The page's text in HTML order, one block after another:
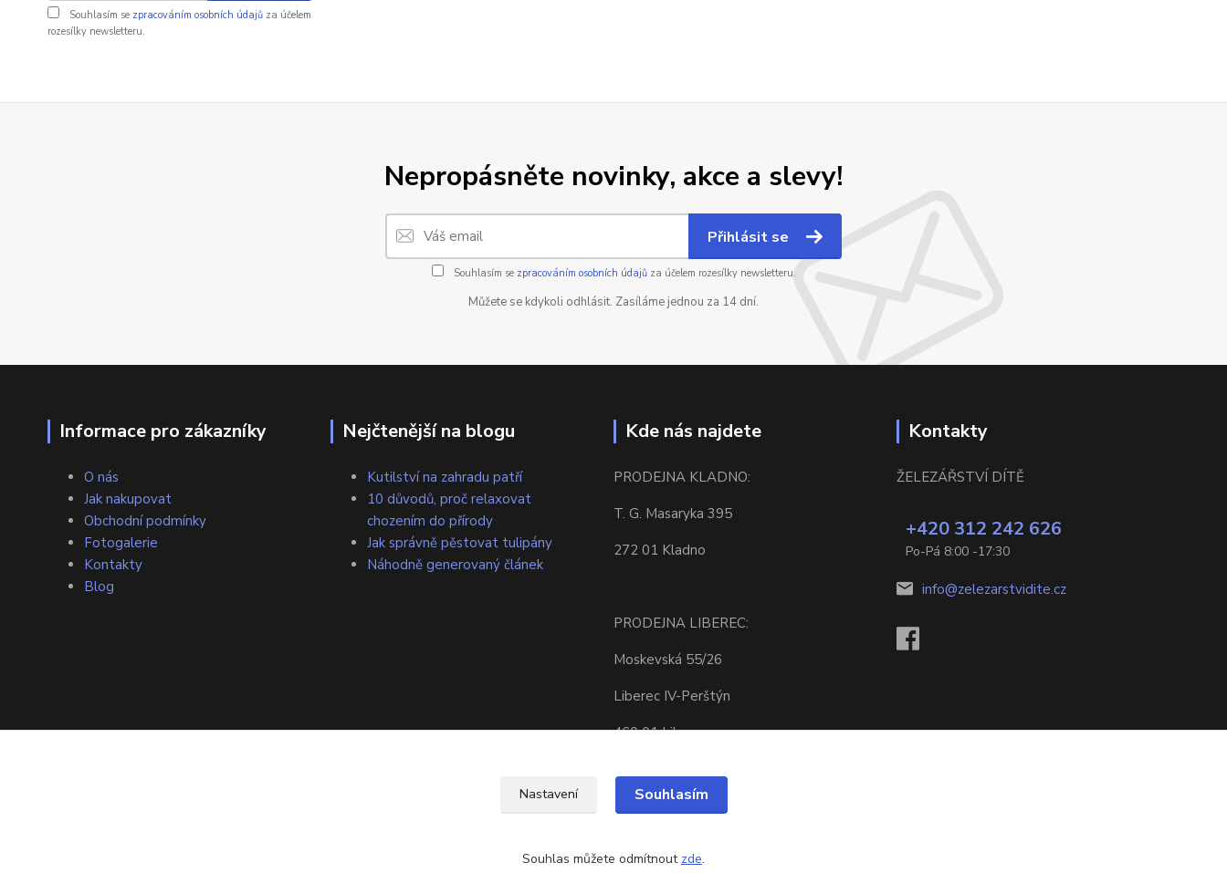
Souhlasím se zpracováním osobních údajů za účelem
rozesílky newsletteru.
Nepropásněte novinky, akce a slevy!
Přihlásit se
Souhlasím se zpracováním osobních údajůza účelem rozesílky newsletteru.
Můžete se kdykoli odhlásit. Zasíláme jednou za 14 dní.
Informace pro zákazníky
O nás
Jak nakupovat
Obchodní podmínky
Fotogalerie
Kontakty
Blog
Nejčtenější na blogu
Kutilství na zahradu patří
10 důvodů, proč relaxovat
chozením do přírody
Jak správně pěstovat tulipány
Náhodně generovaný článek
Kde nás najdete
PRODEJNA KLADNO:
T. G. Masaryka 395
272 01 Kladno
PRODEJNA LIBEREC:
Moskevská 55/26
Liberec IV-Perštýn
460 01 Liberec
Kontakty
ŽELEZÁŘSTVÍ DÍTĚ
+420 312 242 626
Po-Pá 8:00 -17:30
info@zelezarstvidite.cz
Nastavení Souhlasím
Souhlas můžete odmítnout zde.